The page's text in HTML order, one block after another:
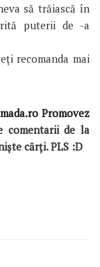
să trăiască în
puterii de -a
recomanda mai
Promovez
comentarii de la
cărţi. PLS :D